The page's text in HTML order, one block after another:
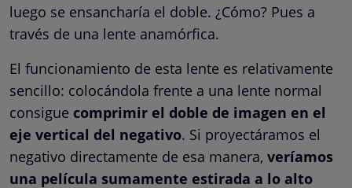
luego se ensancharía el doble. ¿Cómo? Pues a
través de una lente anamórfica.
El funcionamiento de esta lente es relativamente
sencillo: colocándola frente a una lente normal
consigue comprimir el doble de imagen en el
eje vertical del negativo. Si proyectáramos el
negativo directamente de esa manera, veríamos
una película sumamente estirada a lo alto